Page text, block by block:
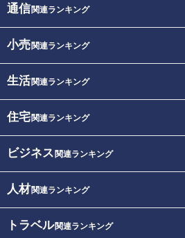
通信関連ランキング
小売関連ランキング
生活関連ランキング
住宅関連ランキング
ビジネス 関連ランキング
人材関連ランキング
トラベル関連ランキング